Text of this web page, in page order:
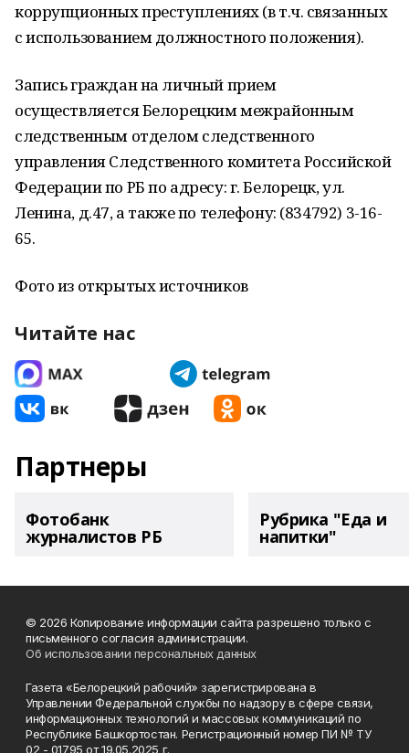
коррупционных преступлениях (в т.ч. связанных
с использованием должностного положения).
Запись граждан на личный прием
осуществляется Белорецким межрайонным
следственным отделом следственного
управления Следственного комитета Российской
Федерации по РБ по адресу: г. Белорецк, ул.
Ленина, д.47, а также по телефону: (834792) 3-16-
65.
Фото из открытых источников
Читайте нас
Партнеры
Фотобанк
журналистов РБ
Рубрика "Еда и
напитки"
© 2026 Копирование информации сайта разрешено только с
письменного согласия администрации.
Об использовании персональных данных
Газета «Белорецкий рабочий» зарегистрирована в
Управлении Федеральной службы по надзору в сфере связи,
информационных технологий и массовых коммуникаций по
Республике Башкортостан. Регистрационный номер ПИ № ТУ
02 - 01795 от 19.05.2025 г.